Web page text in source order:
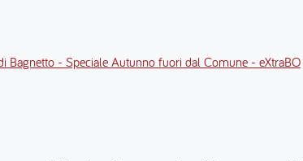
Bagnetto - Speciale Autunno fuori dal Comune - eXtraBO